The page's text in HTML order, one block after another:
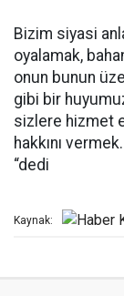
Bizim siyasi
oyalamak,
onun bunun
gibi bir
sizlere hizmet
hakkını
“dedi
Kaynak: